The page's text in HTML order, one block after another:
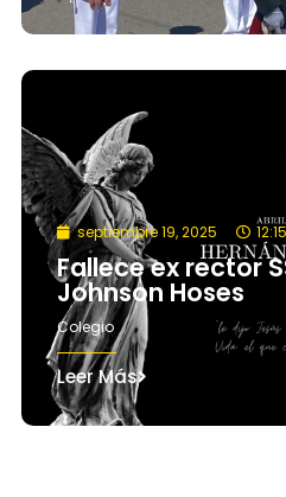
septiembre 19, 2025
Fallece ex rector
Johnson Hoses
Colegio
Leer Más